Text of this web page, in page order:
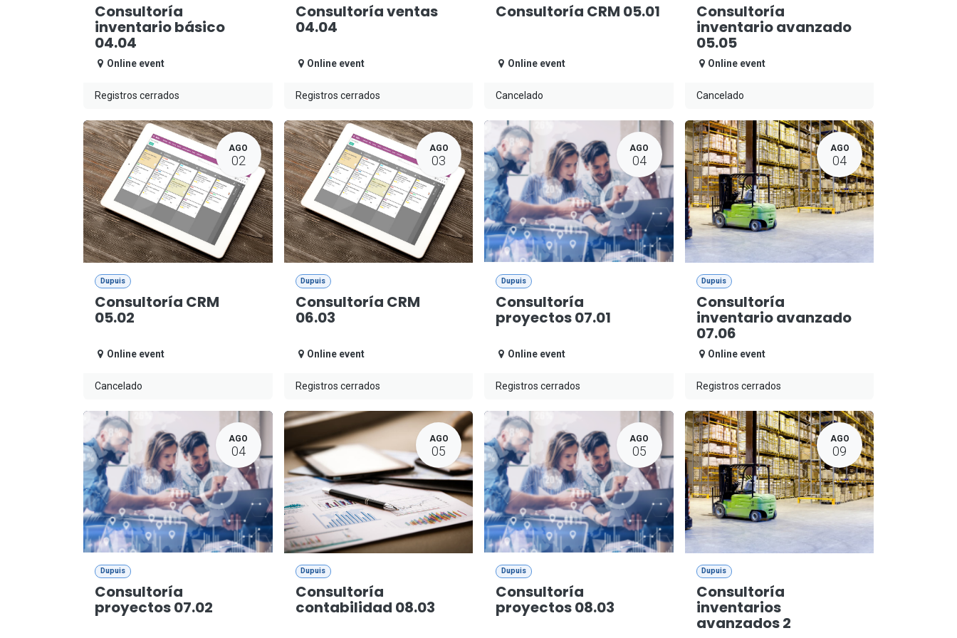
Consultoría
inventario básico
04.04
Online event
Registros cerrados
Consultoría ventas
04.04
Online event
Registros cerrados
Consultoría CRM 05.01
Online event
Cancelado
Consultoría
inventario avanzado
05.05
Online event
Cancelado
AGO
02
Dupuis
Consultoría CRM
05.02
Online event
Cancelado
AGO
03
Dupuis
Consultoría CRM
06.03
Online event
Registros cerrados
AGO
04
Dupuis
Consultoría
proyectos 07.01
Online event
Registros cerrados
AGO
04
Dupuis
Consultoría
inventario avanzado
07.06
Online event
Registros cerrados
AGO
04
Dupuis
Consultoría
proyectos 07.02
AGO
05
Dupuis
Consultoría
contabilidad 08.03
AGO
05
Dupuis
Consultoría
proyectos 08.03
AGO
09
Dupuis
Consultoría
inventarios
avanzados 2